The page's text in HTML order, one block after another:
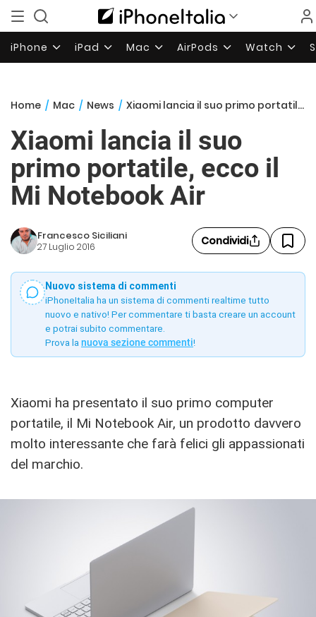
iPhone iPad Mac AirPods Watch
Home / Mac / News / Xiaomi lancia il suo primo portatile, ecco il Mi Notebook Air
Xiaomi lancia il suo
primo portatile, ecco il
Mi Notebook Air
Francesco Siciliani
27 Luglio 2016 Condividi
Nuovo sistema di commenti
iPhoneItalia ha un sistema di commenti realtime tutto
nuovo e nativo! Per commentare ti basta creare un account
e potrai subito commentare.
Prova la nuova sezione commenti!
Xiaomi ha presentato il suo primo computer
portatile, il Mi Notebook Air, un prodotto davvero
molto interessante che farà felici gli appassionati
del marchio.